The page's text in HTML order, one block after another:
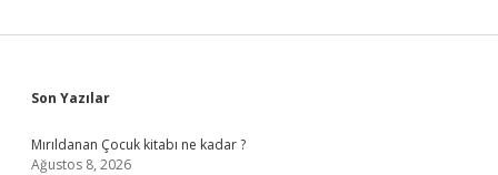
Sidebar
Son Yazılar
Mırıldanan Çocuk kitabı ne kadar ?
Ağustos 8, 2026